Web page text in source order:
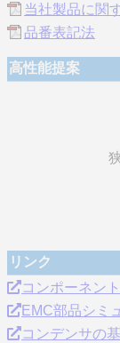
当社製品に関
品番表記法
高性能提案
リンク
コンポーネン
EMC部品シミ
コンデンサの